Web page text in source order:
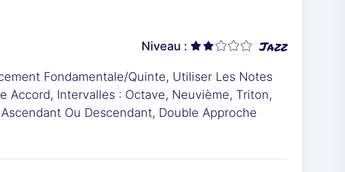
Jazz
Niveau :
Fondamentale/quinte, Utiliser Les Notes
Accord, Intervalles : Octave, Neuvième, Triton,
Ou Descendant, Double Approche